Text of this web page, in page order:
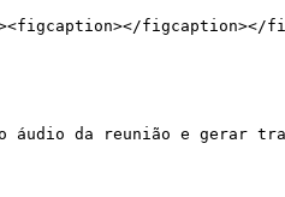
figcaption></
da reunião e gerar